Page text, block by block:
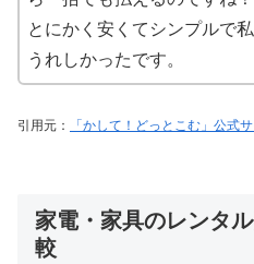
とにかく安くてシンプルで
うれしかったです。
引用元： 「かして！どっとこむ」公式
家電・家具のレンタ
較